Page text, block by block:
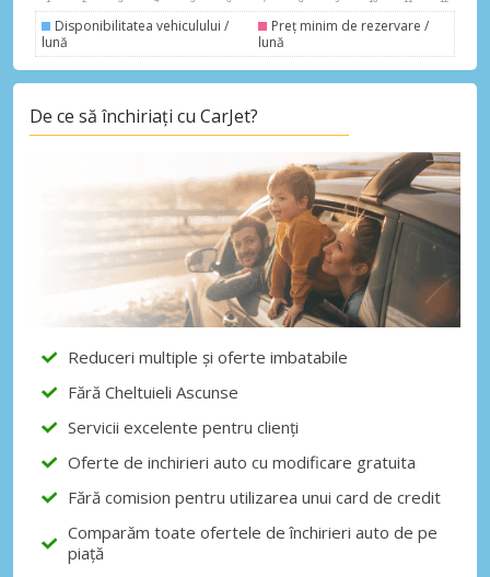
Disponibilitatea vehiculului /
lună
Preț minim de rezervare /
lună
De ce să închiriați cu CarJet?
Reduceri multiple și oferte imbatabile
Fără Cheltuieli Ascunse
Servicii excelente pentru clienți
Oferte de inchirieri auto cu modificare gratuita
Fără comision pentru utilizarea unui card de credit
Comparăm toate ofertele de închirieri auto de pe
piață